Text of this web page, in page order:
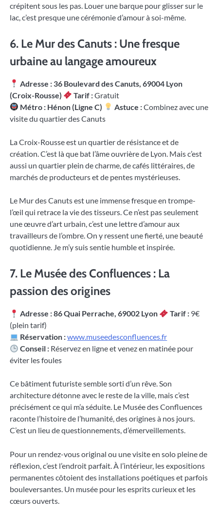
crépitent sous les pas. Louer une barque pour glisser sur le
lac, c’est presque une cérémonie d’amour à soi-même.
6. Le Mur des Canuts : Une fresque
urbaine au langage amoureux
Adresse : 36 Boulevard des Canuts, 69004 Lyon
(Croix-Rousse)
Tarif :Gratuit
Métro : Hénon (Ligne C)
Astuce :Combinez avec une
visite du quartier des Canuts
La Croix-Rousse est un quartier de résistance et de
création. C’est là que bat l’âme ouvrière de Lyon. Mais c’est
aussi un quartier plein de charme, de cafés littéraires, de
marchés de producteurs et de pentes mystérieuses.
Le Mur des Canuts est une immense fresque en trompe-
l’œil qui retrace la vie des tisseurs. Ce n’est pas seulement
une œuvre d’art urbain, c’est une lettre d’amour aux
travailleurs de l’ombre. On y ressent une fierté, une beauté
quotidienne. Je m’y suis sentie humble et inspirée.
7. Le Musée des Confluences : La
passion des origines
Adresse : 86 Quai Perrache, 69002 Lyon Tarif :9€
(plein tarif)
Réservation :www.museedesconfluences.fr
Conseil : Réservez en ligne et venez en matinée pour
éviter les foules
Ce bâtiment futuriste semble sorti d’un rêve. Son
architecture détonne avec le reste de la ville, mais c’est
précisément ce qui m’a séduite. Le Musée des Confluences
raconte l’histoire de l’humanité, des origines à nos jours.
C’est un lieu de questionnements, d’émerveillements.
Pour un rendez-vous original ou une visite en solo pleine de
réflexion, c’est l’endroit parfait. À l’intérieur, les expositions
permanentes côtoient des installations poétiques et parfois
bouleversantes. Un musée pour les esprits curieux et les
cœurs ouverts.